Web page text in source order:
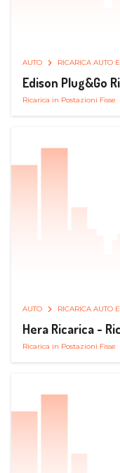
AUTO RICARICA AUTO
Edison Plug&Go
Ricarica in Postazioni Fisse
AUTO RICARICA AUTO
Hera Ricarica -
Ricarica in Postazioni Fisse